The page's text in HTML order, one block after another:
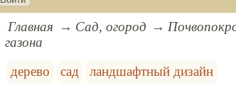
Главная Сад, огород
газона
дерево
сад ландшафтный дизайн